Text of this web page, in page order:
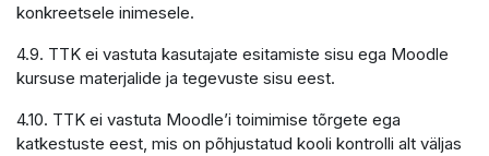
konkreetsele inimesele.
4.9. TTK ei vastuta kasutajate esitamiste sisu ega Moodle
kursuse materjalide ja tegevuste sisu eest.
4.10. TTK ei vastuta Moodle’i toimimise tõrgete ega
katkestuste eest, mis on põhjustatud kooli kontrolli alt väljas